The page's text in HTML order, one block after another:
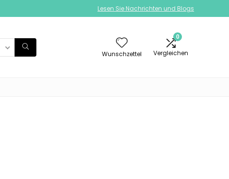
Lesen Sie Nachrichten und Blogs
Wunschzettel
0
Vergleichen